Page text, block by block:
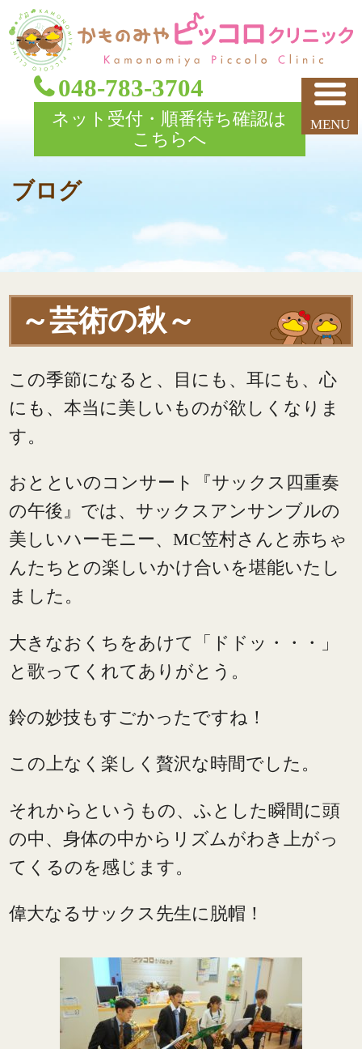
048-783-3704
ネット受付・順番待ち確認は
こちらへ
ブログ
～芸術の秋～
この季節になると、目にも、耳にも、心
にも、本当に美しいものが欲しくなりま
す。
おとといのコンサート『サックス四重奏
の午後』では、サックスアンサンブルの
美しいハーモニー、MC笠村さんと赤ちゃ
んたちとの楽しいかけ合いを堪能いたし
ました。
大きなおくちをあけて「ドドッ・・・」
と歌ってくれてありがとう。
鈴の妙技もすごかったですね！
この上なく楽しく贅沢な時間でした。
それからというもの、ふとした瞬間に頭
の中、身体の中からリズムがわき上がっ
てくるのを感じます。
偉大なるサックス先生に脱帽！